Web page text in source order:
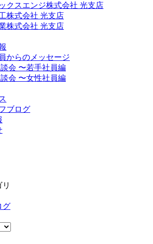
クスエンジ株式会社 光支店
株式会社 光支店
株式会社 光支店
からのメッセージ
会 〜若手社員編
会 〜女性社員編
ブログ
グ